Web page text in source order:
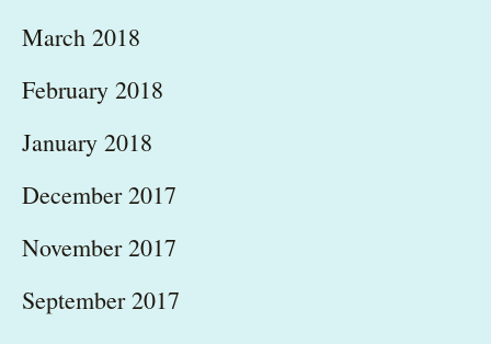
March 2018
February 2018
January 2018
December 2017
November 2017
September 2017